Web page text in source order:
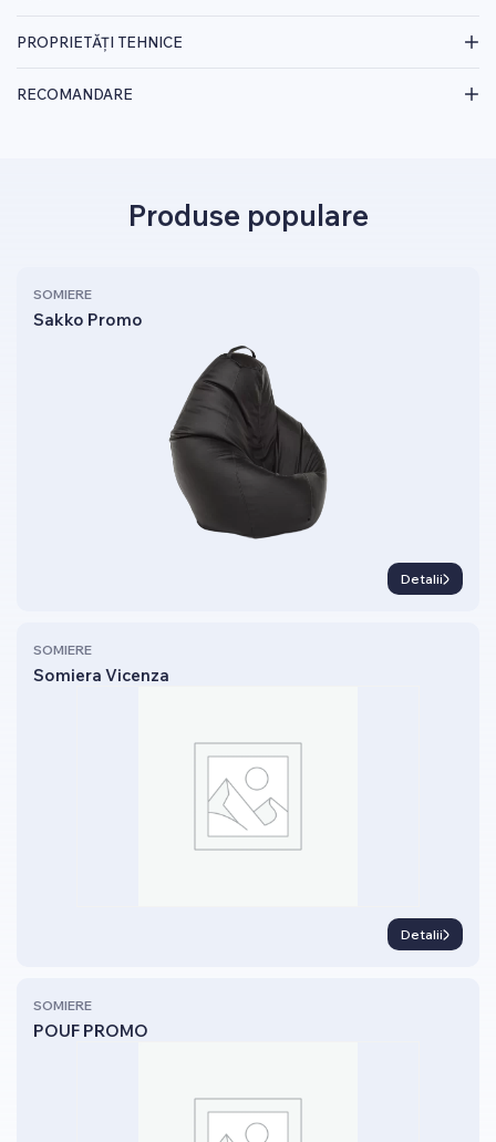
PROPRIETĂȚI TEHNICE
RECOMANDARE
Produse populare
SOMIERE
Sakko Promo
Detalii
SOMIERE
Somiera Vicenza
Detalii
SOMIERE
POUF PROMO